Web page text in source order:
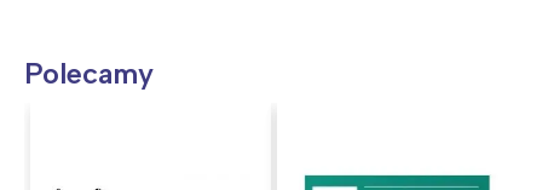
Polecamy